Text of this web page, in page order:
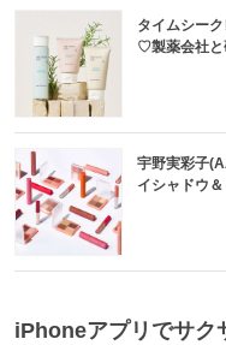
タイムシー
♡製薬会社と
宇野実彩子
イシャドウ
iPhoneアプリでサ